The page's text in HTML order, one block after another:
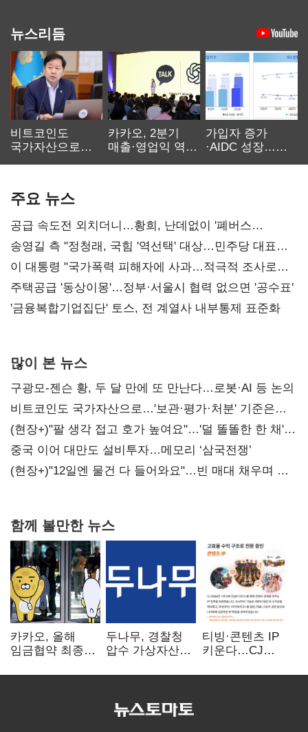
뉴스리듬
비트코인도
국가자산으로…'
카카오, 2분기
매출·영업익 역대
가입자 증가
·AIDC 성장…
주요 뉴스
공급 속도전 외치더니…황희, 난데없이 '폐버스
리모델링' 제안
송영길 측 "정청래, 국힘 '역선택' 대상…민주당 대표로
총선 지휘 못해"
이 대통령 "국가폭력 피해자에 사과…적극적 조사로
진실 밝혀야"
주택공급 '동상이몽'…정부·서울시 협력 없으면 '공수표'
'금융복합기업집단' 토스, 전 계열사 내부통제 표준화
많이 본 뉴스
구광모-젠슨 황, 두 달 만에 또 만난다…로봇·AI 등 논의
비트코인도 국가자산으로…'보관·평가·처분' 기준은
숙제
(현장+)"팔 생각 접고 호가 높여요"…'덜 똘똘한 한 채'
20억 키맞추기
중국 이어 대만도 설비투자…메모리 ‘삼국전쟁’
(현장+)"12일엔 물건 다 들어와요"…빈 매대 채우며 문
함께 볼만한 뉴스
카카오, 올해
임금협약 최종
인상·격려금
두나무, 경찰청
압수 가상자산
커스터디 사업
티빙·콘텐츠 IP
키운다…CJ
글로벌 확장 가속